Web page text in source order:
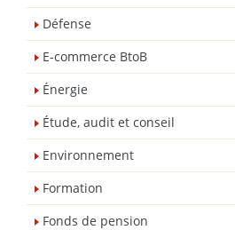
Défense
E-commerce BtoB
Énergie
Étude, audit et conseil
Environnement
Formation
Fonds de pension